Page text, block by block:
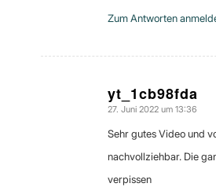
Zum Antworten
yt_1cb98fda
sagte:
27. Juni 2022 um 13:36
Sehr gutes Video und
nachvollziehbar. Die
verpissen